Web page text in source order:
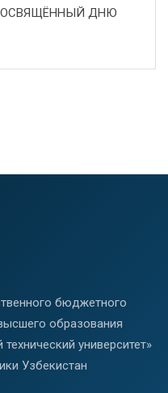
ДНЮ
бюджетного
образования
университет»
Узбекистан